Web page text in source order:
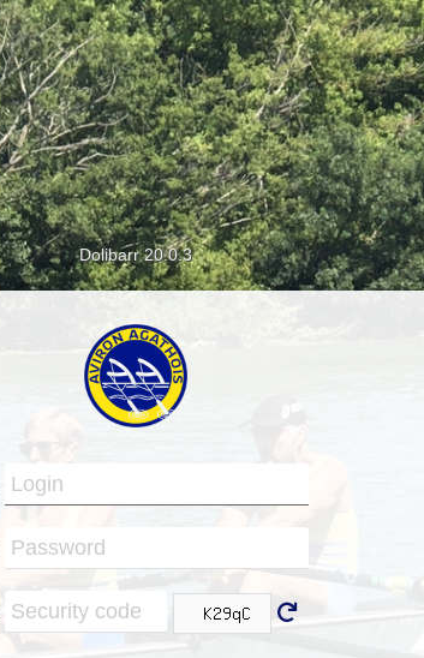
Dolibarr 20.0.3